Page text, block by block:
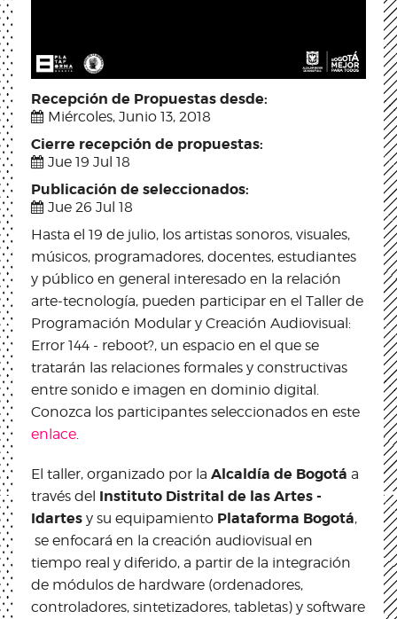
Recepción de Propuestas desde:
Miércoles, Junio 13, 2018
Cierre recepción de propuestas:
Jue 19 Jul 18
Publicación de seleccionados:
Jue 26 Jul 18
Hasta el 19 de julio, los artistas sonoros, visuales,
músicos, programadores, docentes, estudiantes
y público en general interesado en la relación
arte-tecnología, pueden participar en el Taller de
Programación Modular y Creación Audiovisual:
Error 144 - reboot?, un espacio en el que se
tratarán las relaciones formales y constructivas
entre sonido e imagen en dominio digital.
Conozca los participantes seleccionados en este
enlace
El taller, organizado por la Alcaldía de Bogotá a
través del Instituto Distrital de las Artes -
Idartes y su equipamiento Plataforma Bogotá,
se enfocará en la creación audiovisual en
tiempo real y diferido, a partir de la integración
de módulos de hardware (ordenadores,
controladores, sintetizadores, tabletas) y software